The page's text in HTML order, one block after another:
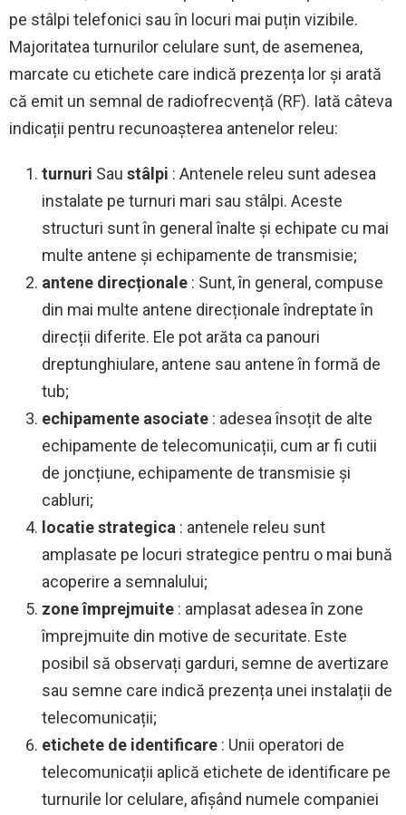
pe stâlpi telefonici sau în locuri mai puțin vizibile.
Majoritatea turnurilor celulare sunt, de asemenea,
marcate cu etichete care indică prezența lor și arată
că emit un semnal de radiofrecvență (RF). Iată câteva
indicații pentru recunoașterea antenelor releu:
turnuri Sau stâlpi : Antenele releu sunt adesea
instalate pe turnuri mari sau stâlpi. Aceste
structuri sunt în general înalte și echipate cu mai
multe antene și echipamente de transmisie;
antene direcționale : Sunt, în general, compuse
din mai multe antene direcționale îndreptate în
direcții diferite. Ele pot arăta ca panouri
dreptunghiulare, antene sau antene în formă de
tub;
echipamente asociate : adesea însoțit de alte
echipamente de telecomunicații, cum ar fi cutii
de joncțiune, echipamente de transmisie și
cabluri;
locatie strategica : antenele releu sunt
amplasate pe locuri strategice pentru o mai bună
acoperire a semnalului;
zone împrejmuite : amplasat adesea în zone
împrejmuite din motive de securitate. Este
posibil să observați garduri, semne de avertizare
sau semne care indică prezența unei instalații de
telecomunicații;
etichete de identificare : Unii operatori de
telecomunicații aplică etichete de identificare pe
turnurile lor celulare, afișând numele companiei